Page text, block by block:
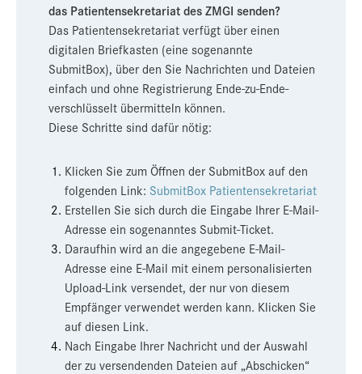
das Patientensekretariat des ZMGI senden?
Das Patientensekretariat verfügt über einen
digitalen Briefkasten (eine sogenannte
SubmitBox), über den Sie Nachrichten und Dateien
einfach und ohne Registrierung Ende-zu-Ende-
verschlüsselt übermitteln können.
Diese Schritte sind dafür nötig:
Klicken Sie zum Öffnen der SubmitBox auf den
folgenden Link: SubmitBox Patientensekretariat
Erstellen Sie sich durch die Eingabe Ihrer E-Mail-
Adresse ein sogenanntes Submit-Ticket.
Daraufhin wird an die angegebene E-Mail-
Adresse eine E-Mail mit einem personalisierten
Upload-Link versendet, der nur von diesem
Empfänger verwendet werden kann. Klicken Sie
auf diesen Link.
Nach Eingabe Ihrer Nachricht und der Auswahl
der zu versendenden Dateien auf „Abschicken“